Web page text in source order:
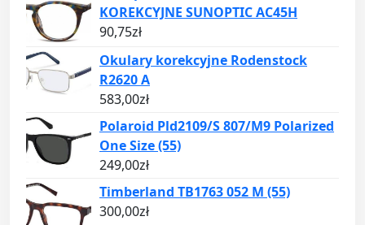
KOREKCYJNE SUNOPTIC AC45H
90,75zł
Okulary korekcyjne Rodenstock
R2620 A
583,00zł
Polaroid Pld2109/S 807/M9 Polarized
One Size (55)
249,00zł
Timberland TB1763 052 M (55)
300,00zł